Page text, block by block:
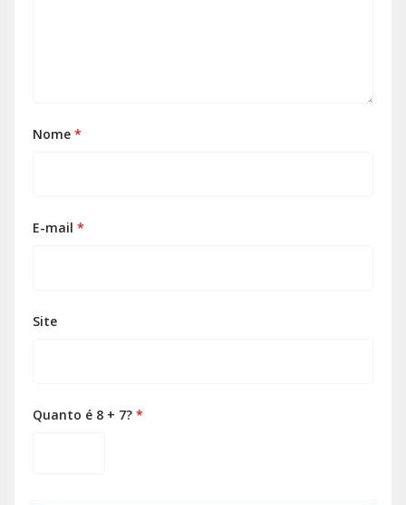
Nome *
E-mail *
Site
Quanto é 8 + 7? *